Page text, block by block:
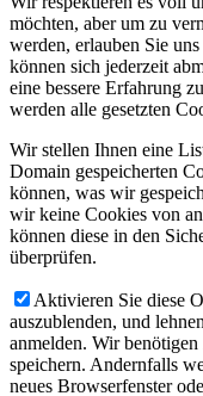
möchten, aber um zu
werden, erlauben Sie
können sich jederzeit
eine bessere Erfahrung
werden alle gesetzten
Wir stellen Ihnen eine
Domain gespeicherten
können, was wir
wir keine Cookies von
können diese in den
überprüfen.
Aktivieren Sie diese
auszublenden, und
anmelden. Wir
speichern. Andernfalls
neues Browserfenster